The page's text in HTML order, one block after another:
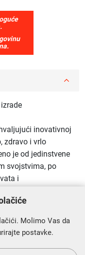
inovativnoj
zdravo i vrlo
je od jedinstvene
svojstvima, po
i
pripremu
oduvijek je bio
povijesnoj lokaciji u
Molimo Vas da
postavke.